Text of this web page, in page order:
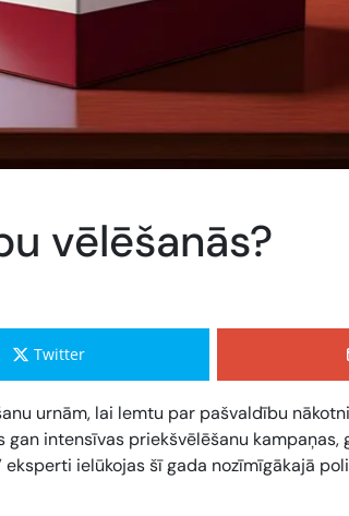
vēlēšanās?
Twitter
urnām, lai lemtu par pašvaldību
intensīvas priekšvēlēšanu kampaņas,
ielūkojas šī gada nozīmīgākajā